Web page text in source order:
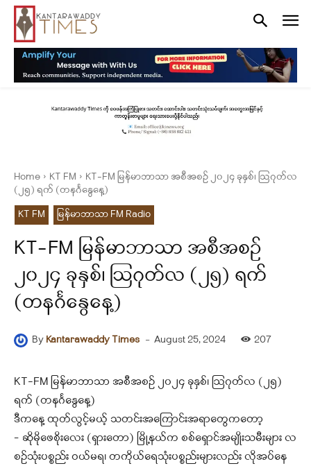
Home KT FM
KT-FM မြန်မာဘာသာ အစီအစဉ် ၂၀၂၄ ခုနှစ်၊ ဩဂုတ်လ
(၂၅) ရက် (တနင်္ဂနွေနေ့)
KT FM
မြန်မာဘာသာ FM Radio
KT-FM မြန်မာဘာသာ အစီအစဉ်
၂၀၂၄ ခုနှစ်၊ ဩဂုတ်လ (၂၅) ရက်
(တနင်္ဂနွေနေ့)
By Kantarawaddy Times - August 25, 2024 207
KT-FM မြန်မာဘာသာ အစီအစဉ် ၂၀၂၄ ခုနှစ်၊ ဩဂုတ်လ (၂၅)
ရက် (တနင်္ဂနွေနေ့)
ဒီကနေ့ ထုတ်လွင့်မယ့် သတင်းအကြောင်းအရာတွေကတော့
– ဆိုမိုဖေစိုးလေး (ရှားတော) မြို့နယ်က စစ်ရှောင်အမျိုးသမီးများ လ
စဉ်သုံးပစ္စည်း ဝယ်မရ၊ တကိုယ်ရေသုံးပစ္စည်းများလည်း လိုအပ်နေ